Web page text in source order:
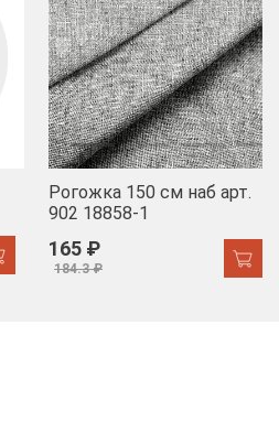
Рогожка 150 см наб арт.
902 18858-1
165 ₽
184.3 ₽